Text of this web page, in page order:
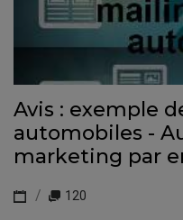
Avis : exemple
automobiles -
marketing par
120